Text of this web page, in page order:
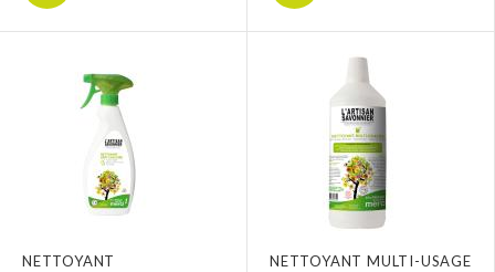
NETTOYANT
NETTOYANT MULTI-USAGE